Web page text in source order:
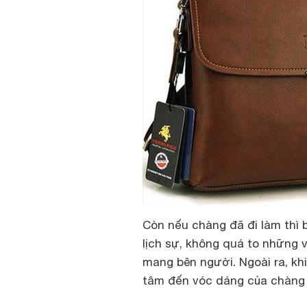
Còn nếu chàng đã đi làm thì
lịch sự, không quá to
mang bên người. Ngoài ra,
tâm đến vóc dáng của